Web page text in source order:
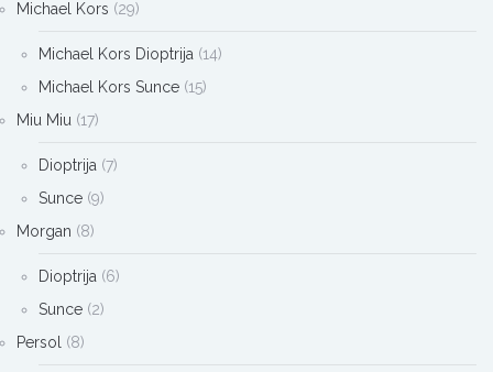
Michael Kors (29)
Michael Kors Dioptrija (14)
Michael Kors Sunce (15)
Miu Miu (17)
Dioptrija (7)
Sunce (9)
Morgan (8)
Dioptrija (6)
Sunce (2)
Persol
(8)